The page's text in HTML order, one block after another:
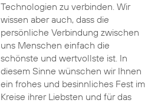
Technologien zu verbinden. Wir
wissen aber auch, dass die
persönliche Verbindung zwischen
uns Menschen einfach die
schönste und wertvollste ist. In
diesem Sinne wünschen wir Ihnen
ein frohes und besinnliches Fest im
Kreise ihrer Liebsten und für das